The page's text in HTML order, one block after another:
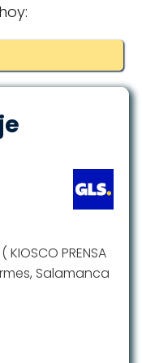
KIOSCO PRENSA
Salamanca